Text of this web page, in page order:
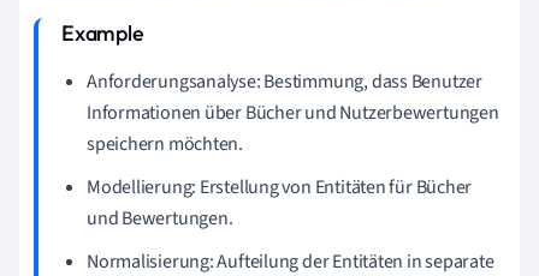
Anforderungsanalyse: Bestimmung, dass Benutzer
Informationen über Bücher und Nutzerbewertungen
speichern möchten.
Modellierung: Erstellung von Entitäten für Bücher
und Bewertungen.
Normalisierung: Aufteilung der Entitäten in separate